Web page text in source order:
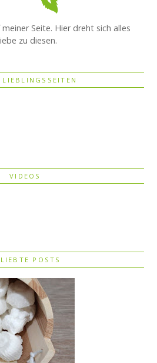
Seite. Hier dreht sich alles
zu diesen.
LIEBLINGSSEITEN
VIDEOS
POSTS